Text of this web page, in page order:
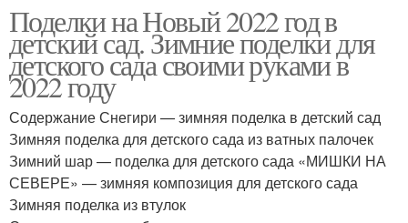
Поделки на Новый 2022 год в
детский сад. Зимние поделки для
детского сада своими руками в
2022 году
Содержание Снегири — зимняя поделка в детский сад
Зимняя поделка для детского сада из ватных палочек
Зимний шар — поделка для детского сада «МИШКИ НА
СЕВЕРЕ» — зимняя композиция для детского сада
Зимняя поделка из втулок